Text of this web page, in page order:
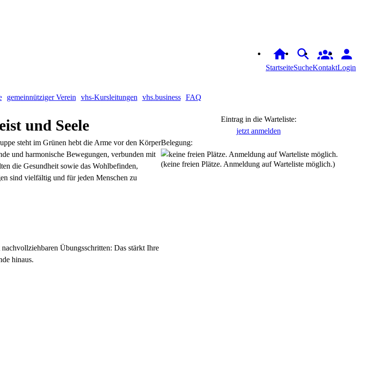
StartseiteSucheKontaktLogin
gemeinnütziger Verein vhs-Kursleitungen vhs.business FAQ
und Seele
und harmonische Bewegungen, verbunden mit
die Gesundheit sowie das Wohlbefinden,
sind vielfältig und für jeden Menschen zu
Übungsschritten: Das stärkt Ihre
hinaus.
Eintrag in die Warteliste:
jetzt anmelden
Belegung:
(keine freien Plätze. Anmeldung auf Warteliste möglich.)